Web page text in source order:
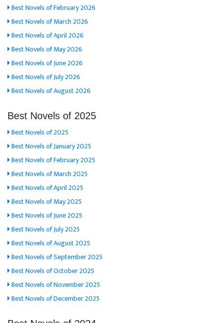
Best Novels of February 2026
Best Novels of March 2026
Best Novels of April 2026
Best Novels of May 2026
Best Novels of June 2026
Best Novels of July 2026
Best Novels of August 2026
Best Novels of 2025
Best Novels of 2025
Best Novels of January 2025
Best Novels of February 2025
Best Novels of March 2025
Best Novels of April 2025
Best Novels of May 2025
Best Novels of June 2025
Best Novels of July 2025
Best Novels of August 2025
Best Novels of September 2025
Best Novels of October 2025
Best Novels of November 2025
Best Novels of December 2025